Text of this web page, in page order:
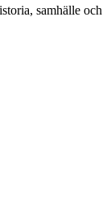
samhälle och